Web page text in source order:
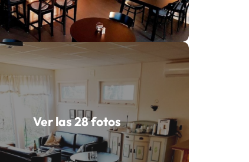
Ver las 28 fotos